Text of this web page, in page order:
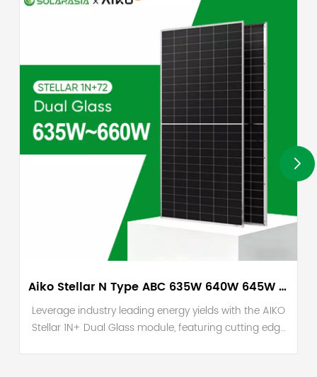
Aiko Stellar N Type ABC 635W 640W 645W 650W 655W 660W Solar Panels
Leverage industry leading energy yields with the AIKO
Stellar 1N+ Dual Glass module, featuring cutting edge